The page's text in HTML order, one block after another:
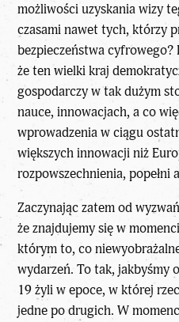
możliwości uzyskania wizy
czasami nawet tych, którzy
bezpieczeństwa cyfrowego?
że ten wielki kraj
gospodarczy w tak dużym
nauce, innowacjach, a co
wprowadzenia w ciągu
większych innowacji niż
rozpowszechnienia, popełni
Zaczynając zatem od
że znajdujemy się w
którym to, co
wydarzeń. To tak, jakbyśmy
19 żyli w epoce, w której
jedne po drugich. W